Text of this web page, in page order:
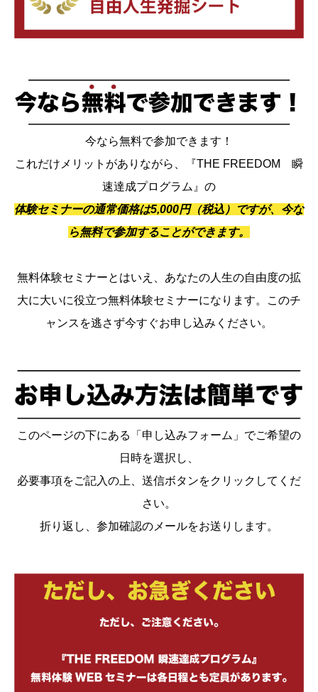
今なら無料で参加できます！
これだけメリットがありながら、『THE FREEDOM 瞬
速達成プログラム』の
体験セミナーの通常価格は5,000円（税込）ですが、今な
ら無料で参加することができます。
無料体験セミナーとはいえ、あなたの人生の自由度の拡
大に大いに役立つ無料体験セミナーになります。このチ
ャンスを逃さず今すぐお申し込みください。
このページの下にある「申し込みフォーム」でご希望の
日時を選択し、
必要事項をご記入の上、送信ボタンをクリックしてくだ
さい。
折り返し、参加確認のメールをお送りします。